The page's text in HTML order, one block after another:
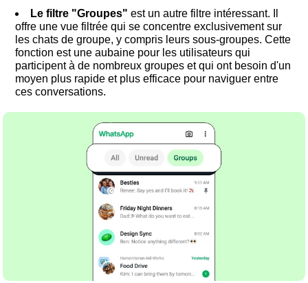
Le filtre "Groupes" est un autre filtre intéressant. Il
offre une vue filtrée qui se concentre exclusivement sur
les chats de groupe, y compris leurs sous-groupes. Cette
fonction est une aubaine pour les utilisateurs qui
participent à de nombreux groupes et qui ont besoin d'un
moyen plus rapide et plus efficace pour naviguer entre
ces conversations.